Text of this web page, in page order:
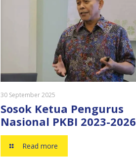
30 September 2025
Sosok Ketua Pengurus
Nasional PKBI 2023-2026
Read more